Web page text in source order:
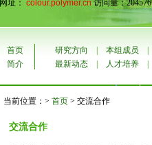
网址： colour.polymer.cn访问量：204576
首页 研究方向 本组成员
简介
最新动态 人才培养
当前位置：> 首页 > 交流合作
交流合作